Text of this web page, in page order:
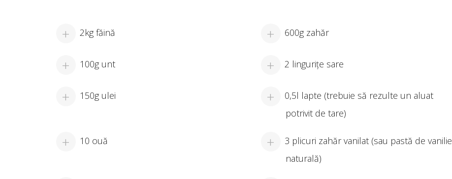
2kg făină 600g zahăr
100g unt 2 linguriţe sare
150g ulei
0,5l lapte (trebuie să rezulte un aluat
potrivit de tare)
10 ouă
3 plicuri zahăr vanilat (sau pastă de vanilie
naturală)